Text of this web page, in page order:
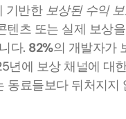
기반한 보상된 수익
텐츠 또는 실제 보상
다. 82%의 개발자가
년에 보상 채널에 대
동료들보다 뒤처지지